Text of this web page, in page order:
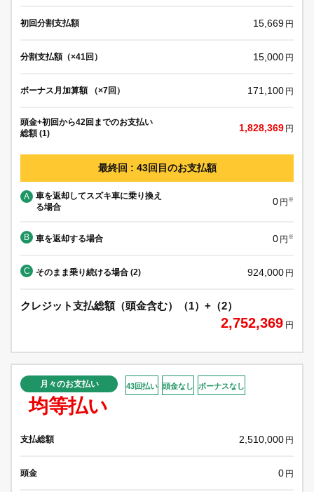
初回分割支払額 15,669 円
分割支払額（×41回） 15,000 円
ボーナス月加算額 （×7回） 171,100 円
頭金+初回から42回までのお支払い
総額 (1)
1,828,369 円
最終回 : 43回目のお支払額
A
車を返却してスズキ車に乗り換え
る場合
0 円 ※
B 車を返却する場合 0 円 ※
C そのまま乗り続ける場合 (2) 924,000 円
クレジット支払総額（頭金含む）（1）+（2）
2,752,369 円
月々のお支払い
均等払い
43回払い 頭金なし ボーナスなし
支払総額 2,510,000 円
頭金 0 円